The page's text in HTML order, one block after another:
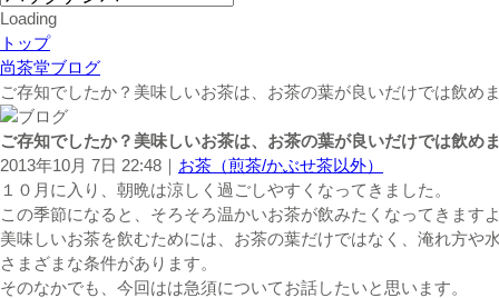
Loading
トップ
尚茶堂ブログ
ご存知でしたか？美味しいお茶は、お茶の葉が良いだけでは飲め
ご存知でしたか？美味しいお茶は、お茶の葉が良いだけでは飲め
2013年10月 7日 22:48｜ お茶（煎茶/かぶせ茶以外）
１０月に入り、朝晩は涼しく過ごしやすくなってきました。
この季節になると、そろそろ温かいお茶が飲みたくなってきますよ
美味しいお茶を飲むためには、お茶の葉だけではなく、淹れ方や
さまざまな条件があります。
そのなかでも、今回はは急須についてお話したいと思います。